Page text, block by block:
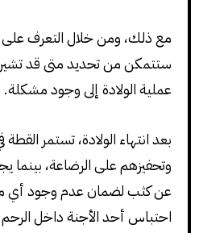
مع ذلك، ومن خلال التعرف على
ستتمكن من تحديد متى قد
عملية الولادة إلى وجود مشكلة.
بعد انتهاء الولادة، تستمر
وتحفيزهم على الرضاعة، بينما
عن كثب لضمان عدم وجود أي
احتباس أحد الأجنة داخل